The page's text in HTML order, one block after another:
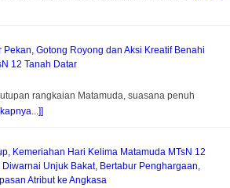
Pekan, Gotong Royong dan Aksi Kreatif Benahi
12 Tanah Datar
rangkaian Matamuda, suasana penuh
Kemeriahan Hari Kelima Matamuda MTsN 12
Diwarnai Unjuk Bakat, Bertabur Penghargaan,
Atribut ke Angkasa